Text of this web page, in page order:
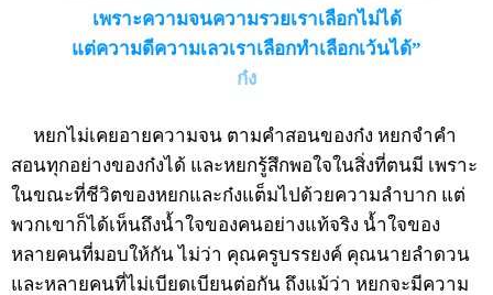
เพราะความจนความรวยเราเลือกไม่ได้
แต่ความดีความเลวเราเลือกทำเลือกเว้นได้”
ก๋ง
หยกไม่เคยอายความจน ตามคำสอนของก๋ง หยกจำคำ
สอนทุกอย่างของก๋งได้ และหยกรู้สึกพอใจในสิ่งที่ตนมี เพราะ
ในขณะที่ชีวิตของหยกและก๋งแต็มไปด้วยความลำบาก แต่
พวกเขาก็ได้เห็นถึงน้ำใจของคนอย่างแท้จริง น้ำใจของ
หลายคนที่มอบให้กัน ไม่ว่า คุณครูบรรยงค์ คุณนายลำดวน
และหลายคนที่ไม่เบียดเบียนต่อกัน ถึงแม้ว่า หยกจะมีความ